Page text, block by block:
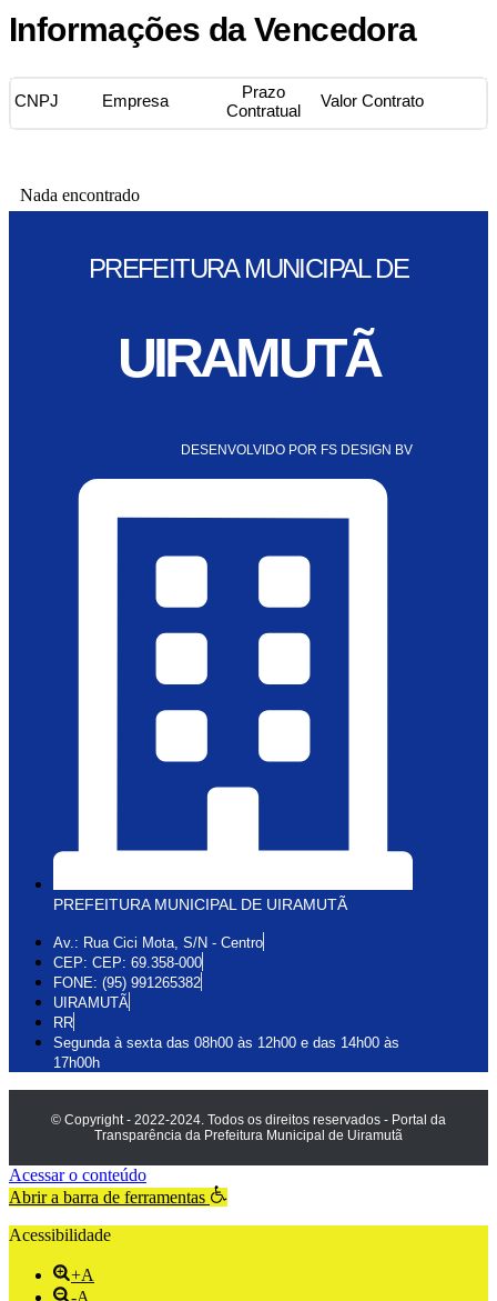
Informações da Vencedora
CNPJ Empresa
Prazo
Contratual
Valor Contrato
Nada encontrado
PREFEITURA MUNICIPAL DE
UIRAMUTÃ
DESENVOLVIDO POR FS DESIGN BV
PREFEITURA MUNICIPAL DE UIRAMUTÃ
Av.: Rua Cici Mota, S/N - Centro
CEP: CEP: 69.358-000
FONE: (95) 991265382
UIRAMUTÃ
RR
Segunda à sexta das 08h00 às 12h00 e das 14h00 às
17h00h
© Copyright - 2022-2024. Todos os direitos reservados - Portal da
Transparência da Prefeitura Municipal de Uiramutã
Acessar o conteúdo
Abrir a barra de ferramentas
Acessibilidade
+A
-A